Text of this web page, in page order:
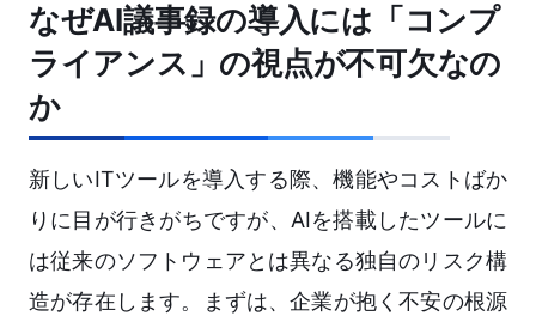
なぜAI議事録の導入には「コンプ
ライアンス」の視点が不可欠なの
か
新しいITツールを導入する際、機能やコストばか
りに目が行きがちですが、AIを搭載したツールに
は従来のソフトウェアとは異なる独自のリスク構
造が存在します。まずは、企業が抱く不安の根源